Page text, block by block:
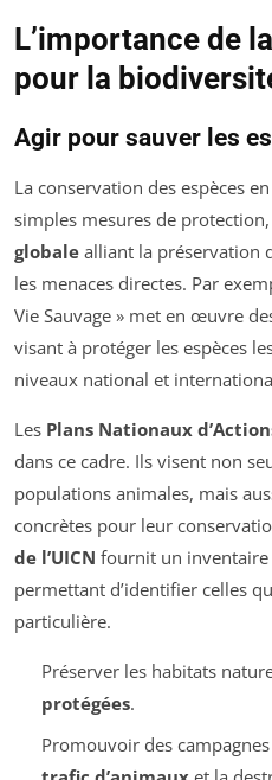
L’importance de
pour la
Agir pour sauver les
La conservation des espèces
simples mesures de
globale alliant la préservation
les menaces directes. Par
Vie Sauvage » met en œuvre
visant à protéger les espèces
niveaux national et
Les Plans Nationaux
dans ce cadre. Ils visent non
populations animales, mais
concrètes pour leur
de l’UICN fournit un inventaire
permettant d’identifier celles
particulière.
Préserver les habitats
protégées.
Promouvoir des